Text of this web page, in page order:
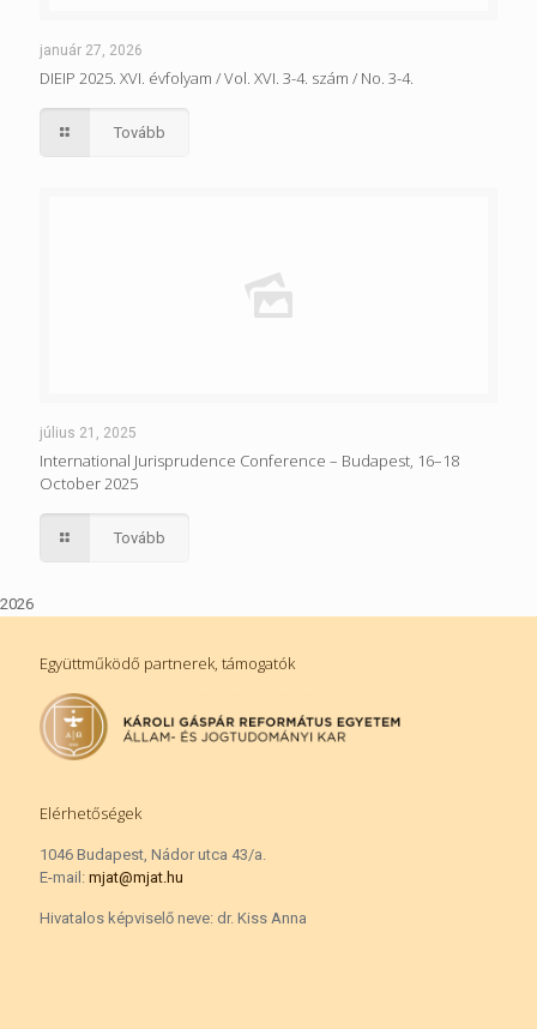
január 27, 2026
DIEIP 2025. XVI. évfolyam / Vol. XVI. 3-4. szám / No. 3-4.
Tovább
július 21, 2025
International Jurisprudence Conference – Budapest, 16–18
October 2025
Tovább
Együttműködő partnerek, támogatók
Elérhetőségek
1046 Budapest, Nádor utca 43/a.
E-mail: mjat@mjat.hu
Hivatalos képviselő neve: dr. Kiss Anna
2026